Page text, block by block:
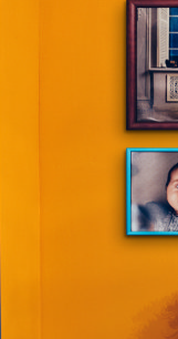
Ваш регион доставки
Выберите из списка: